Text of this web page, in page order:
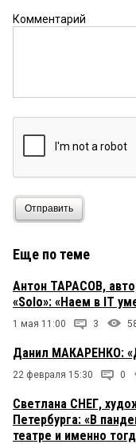
Комментарий
Отправить
Еще по теме
Антон ТАРАСОВ,
«Solo»: «Наем в IT
1 мая 11:00 3
Данил МАКАРЕНКО:
22 февраля 15:30 0
Светлана СНЕГ,
Петербурга: «В
театре и именно